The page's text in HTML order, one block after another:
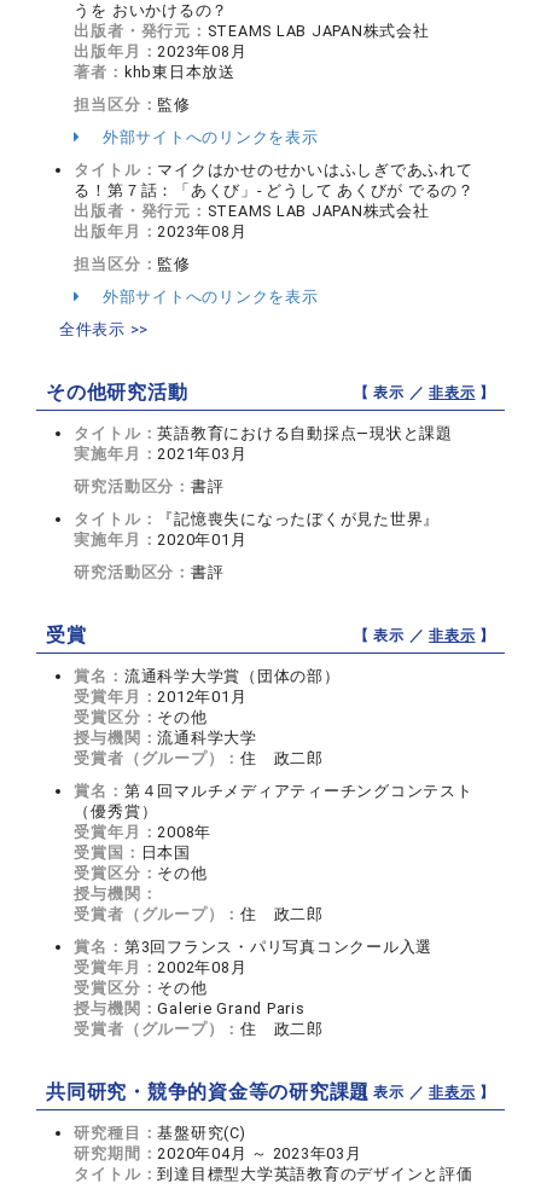
うを おいかけるの？
出版者・発行元： STEAMS LAB JAPAN株式会社
出版年月：2023年08月
著者： khb東日本放送
担当区分： 監修
外部サイトへのリンクを表示
タイトル： マイクはかせのせかいはふしぎであふれて
る！第７話：「あくび」- どうして あくびが でるの？
出版者・発行元： STEAMS LAB JAPAN株式会社
出版年月：2023年08月
担当区分： 監修
外部サイトへのリンクを表示
全件表示 >>
その他研究活動 【 表示 ／非表示 】
タイトル：英語教育における自動採点—現状と課題
実施年月：2021年03月
研究活動区分： 書評
タイトル：
『記憶喪失になったぼくが見た世界』
実施年月：2020年01月
研究活動区分： 書評
受賞 【 表示 ／非表示 】
賞名： 流通科学大学賞（団体の部）
受賞年月：2012年01月
受賞区分： その他
授与機関：流通科学大学
受賞者（グループ）：住 政二郎
賞名： 第４回マルチメディアティーチングコンテスト
（優秀賞）
受賞年月：2008年
受賞国： 日本国
受賞区分： その他
授与機関：
受賞者（グループ）：住 政二郎
賞名： 第3回フランス・パリ写真コンクール入選
受賞年月：2002年08月
受賞区分： その他
授与機関：Galerie Grand Paris
受賞者（グループ）：住 政二郎
共同研究・競争的資金等の研究課題【 表示 ／非表示 】
研究種目：基盤研究(C)
研究期間：2020年04月 ～ 2023年03月
タイトル：到達目標型大学英語教育のデザインと評価